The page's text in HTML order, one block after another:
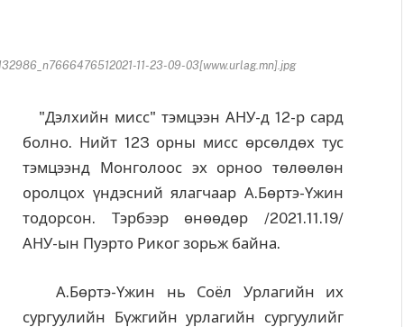
11-23-09-03[www.urlag.mn].jpg
"Дэлхийн мисс" тэмцээн АНУ-д 12-р сард
болно. Нийт 123 орны мисс өрсөлдөх тус
тэмцээнд Монголоос эх орноо төлөөлөн
oролцох үндэсний ялагчаар А.Бөртэ-Үжин
тодорсон. Тэрбээр өнөөдөр /2021.11.19/
АНУ-ын Пуэрто Риког зорьж байна.
А.Бөртэ-Үжин нь Соёл Урлагийн их
сургуулийн Бүжгийн урлагийн сургуулийг